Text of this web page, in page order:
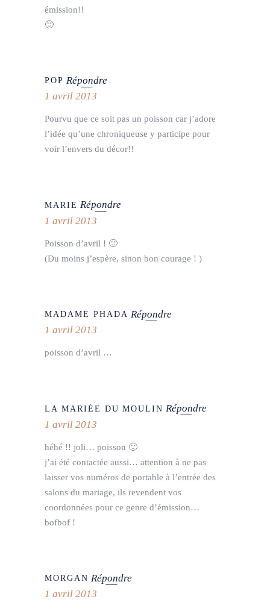
émission!!
🙂
POP Répondre
1 avril 2013
Pourvu que ce soit pas un poisson car j’adore
l’idée qu’une chroniqueuse y participe pour
voir l’envers du décor!!
MARIE Répondre
1 avril 2013
Poisson d’avril ! 🙂
(Du moins j’espère, sinon bon courage ! )
MADAME PHADA Répondre
1 avril 2013
poisson d’avril …
LA MARIÉE DU MOULIN Répondre
1 avril 2013
héhé !! joli… poisson 🙂
j’ai été contactée aussi… attention à ne pas
laisser vos numéros de portable à l’entrée des
salons du mariage, ils revendent vos
coordonnées pour ce genre d’émission…
bofbof !
MORGAN Répondre
1 avril 2013